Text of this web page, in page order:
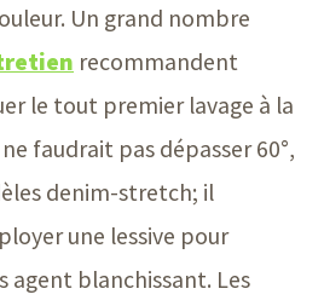
Un grand nombre
recommandent
le tout premier lavage à la
faudrait pas dépasser 60°,
denim-stretch; il
une lessive pour
agent blanchissant. Les